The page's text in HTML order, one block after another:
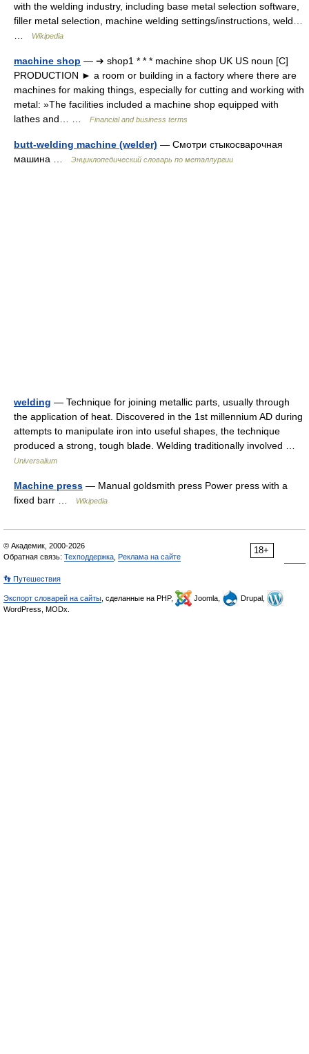
with the welding industry, including base metal selection software,
filler metal selection, machine welding settings/instructions, weld…
Wikipedia
machine shop — ➔ shop1 * * * machine shop UK US noun [C]
PRODUCTION ► a room or building in a factory where there are
machines for making things, especially for cutting and working with
metal: »The facilities included a machine shop equipped with
lathes and… …
Financial and business terms
butt-welding machine (welder) — Смотри стыкосварочная
машина …
Энциклопедический словарь по металлургии
welding — Technique for joining metallic parts, usually through
the application of heat. Discovered in the 1st millennium AD during
attempts to manipulate iron into useful shapes, the technique
produced a strong, tough blade. Welding traditionally involved …
Universalium
Machine press — Manual goldsmith press Power press with a
fixed barr …
Wikipedia
18+
© Академик, 2000-2026
Обратная связь: Техподдержка Реклама на сайте
👣 Путешествия
Экспорт словарей на сайты , сделанные на PHP, Joomla,
Drupal,
WordPress, MODx.